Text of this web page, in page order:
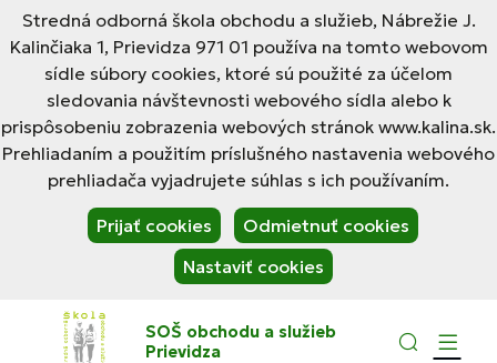
Stredná odborná škola obchodu a služieb, Nábrežie J.
Kalinčiaka 1, Prievidza 971 01 používa na tomto webovom
sídle súbory cookies, ktoré sú použité za účelom
sledovania návštevnosti webového sídla alebo k
prispôsobeniu zobrazenia webových stránok www.kalina.sk.
Prehliadaním a použitím príslušného nastavenia webového
prehliadača vyjadrujete súhlas s ich používaním.
Prijať cookies
Odmietnuť cookies
Nastaviť cookies
SOŠ obchodu a služieb
Prievidza